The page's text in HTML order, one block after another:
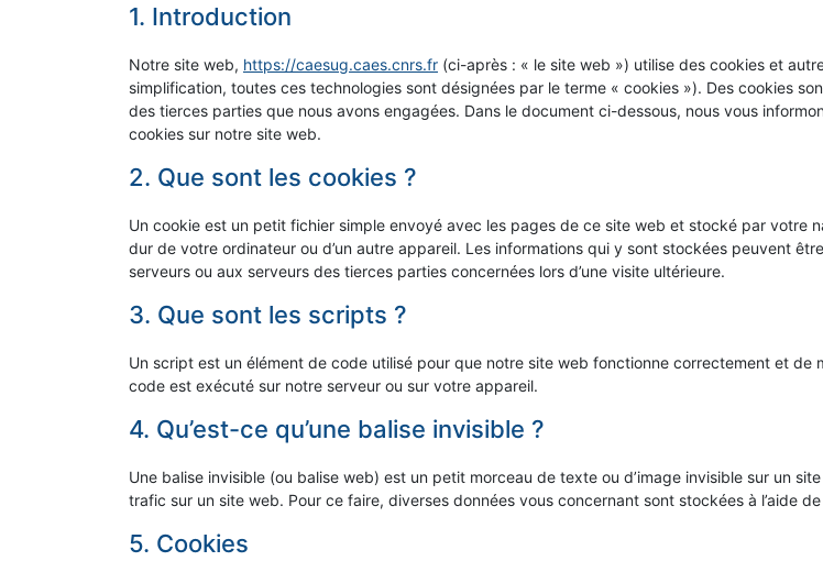
1. Introduction
Notre site web, https://caesug.caes.cnrs.fr (ci-après : « le site web ») utilise des cookies et
simplification, toutes ces technologies sont désignées par le terme « cookies »). Des cookies
des tierces parties que nous avons engagées. Dans le document ci-dessous, nous vous
cookies sur notre site web.
2. Que sont les cookies ?
Un cookie est un petit fichier simple envoyé avec les pages de ce site web et stocké par votre
dur de votre ordinateur ou d’un autre appareil. Les informations qui y sont stockées peuvent
serveurs ou aux serveurs des tierces parties concernées lors d’une visite ultérieure.
3. Que sont les scripts ?
Un script est un élément de code utilisé pour que notre site web fonctionne correctement et de
code est exécuté sur notre serveur ou sur votre appareil.
4. Qu’est-ce qu’une balise invisible ?
Une balise invisible (ou balise web) est un petit morceau de texte ou d’image invisible sur un
trafic sur un site web. Pour ce faire, diverses données vous concernant sont stockées à l’aide
5. Cookies